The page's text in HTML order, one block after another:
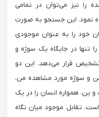
را نیز می‌توان در تمامی
نمود. این جستجو به صورت
خود را به عنوان موجودی
تنها در جایگاه یک سوژه و
قرار می‌دهد. این دو
و سوژه مورد مشاهده من،
و ین، همواره انسان را در یک
تقابل موجود میان نگاه